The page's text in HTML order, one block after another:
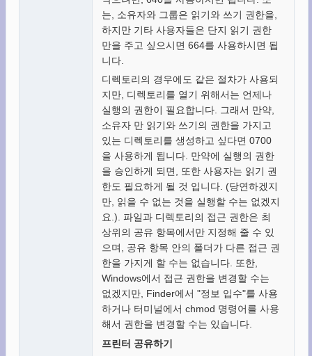
는, 소유자와 그룹은 읽기와 쓰기 권한을,
하지만 기타 사용자들은 단지 읽기 권한
만을 주고 싶으시면 664를 사용하시면 됩
니다.
디렉토리의 경우에도 같은 절차가 사용되
지만, 디렉토리를 열기 위해서는 언제나
실행의 권한이 필요합니다. 그래서 만약,
소유자 만 읽기와 쓰기의 권한을 가지고
있는 디렉토리를 생성하고 싶다면 0700
을 사용하게 됩니다. 만약에 실행의 권한
을 승인하게 되면, 또한 사용자는 읽기 권
한도 필요하게 될 것 입니다. (당연하겠지
만, 읽을 수 없는 것을 실행할 수는 없겠지
요.). 파일과 디렉토리의 접근 권한은 최
상위의 공유 항목에서만 지정해 줄 수 있
으며, 공유 항목 안의 폴더가 다른 접근 권
한을 가지게 할 수는 없습니다. 또한,
Windows에서 접근 권한을 변경할 수는
없겠지만, Finder에서 "정보 입수"를 사용
하거나 터미널에서 chmod 명령어를 사용
해서 권한을 변경할 수는 있습니다.
프린터 공유하기